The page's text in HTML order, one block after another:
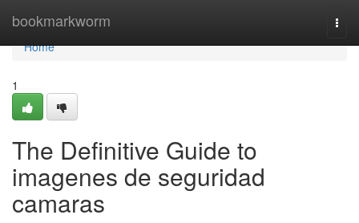
bookmarkworm
Home
Home
1
The Definitive Guide to
imagenes de seguridad
camaras